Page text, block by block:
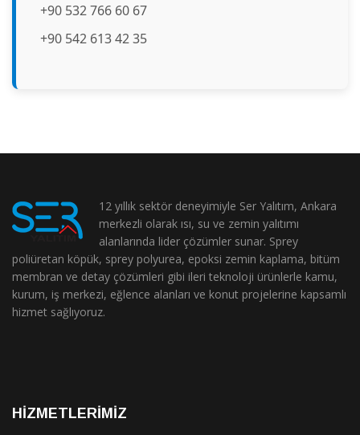
+90 532 766 60 67
+90 542 613 42 35
12 yıllık sektör deneyimiyle Ser Yalıtım, Ankara
merkezli olarak ısı, su ve zemin yalıtımı
alanlarında lider çözümler sunar. Sprey
poliüretan köpük, sprey polyurea, epoksi zemin kaplama, bitüm
membran ve detay çözümleri gibi ileri teknoloji ürünlerle kamu,
kurum, iş merkezi, eğlence alanları ve konut projelerine kapsamlı
hizmet sağlıyoruz.
HİZMETLERİMİZ